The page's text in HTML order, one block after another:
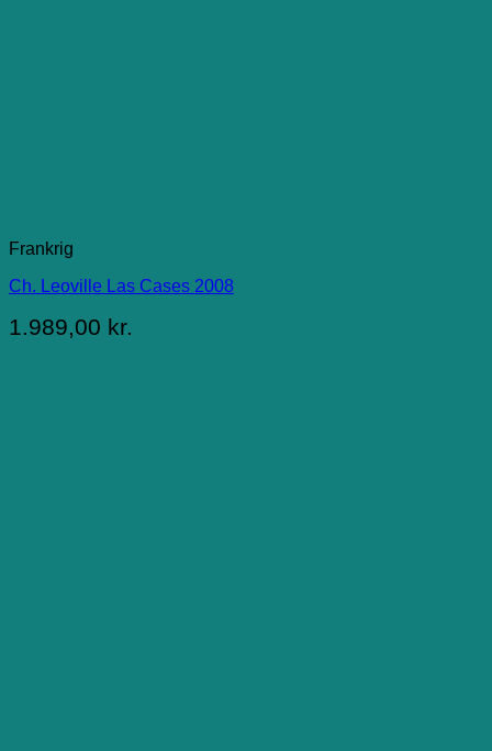
Frankrig
Ch. Leoville Las Cases 2008
1.989,00 kr.